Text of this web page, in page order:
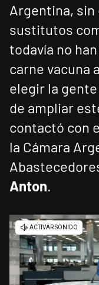
Argentina,
sustitutos
todavía no
carne vacuna
elegir la
de ampliar
contactó con
la Cámara
Anton.